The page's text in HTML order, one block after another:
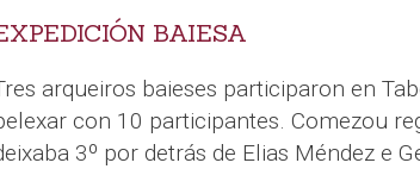
BAIESA
arqueiros baieses participaron en
con 10 participantes. Comezou
3º por detrás de Elias Méndez e